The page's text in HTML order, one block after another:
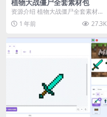
植物大战僵尸全套素材包
资源介绍 植物大战僵尸全套素材
包，包含227个丰富多样的素材，
涵盖角色、背景、动...
1 年前 27.3K